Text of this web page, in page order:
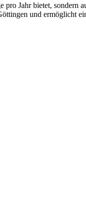
Jahr bietet, sondern
und ermöglicht